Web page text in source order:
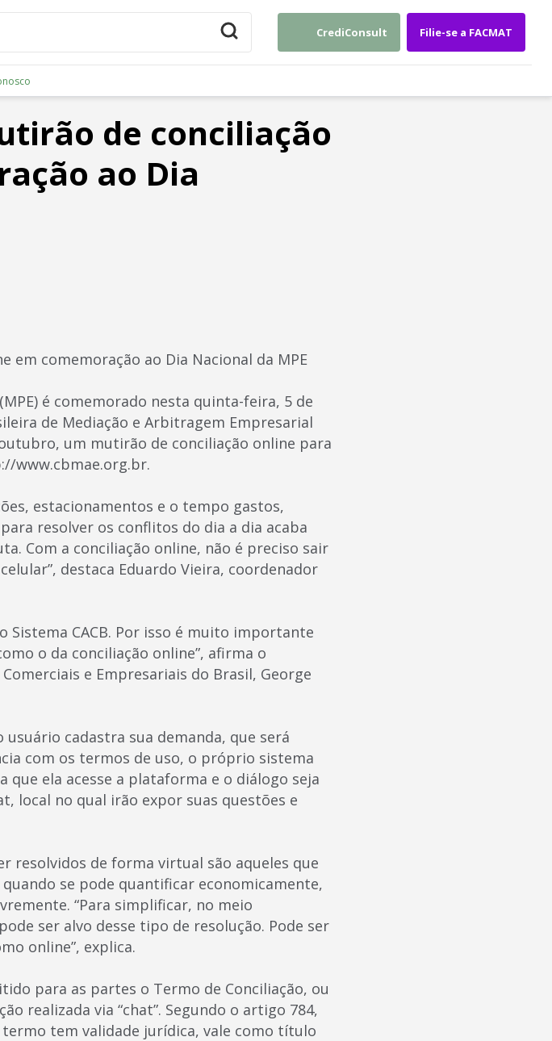
CrediConsult Filie-se a FACMAT
de conciliação
ao Dia
em comemoração ao Dia Nacional da MPE
é comemorado nesta quinta-feira, 5 de
de Mediação e Arbitragem Empresarial
um mutirão de conciliação online para
www.cbmae.org.br.
estacionamentos e o tempo gastos,
resolver os conflitos do dia a dia acaba
Com a conciliação online, não é preciso sair
destaca Eduardo Vieira, coordenador
Sistema CACB. Por isso é muito importante
o da conciliação online”, afirma o
e Empresariais do Brasil, George
cadastra sua demanda, que será
com os termos de uso, o próprio sistema
ela acesse a plataforma e o diálogo seja
local no qual irão expor suas questões e
resolvidos de forma virtual são aqueles que
se pode quantificar economicamente,
“Para simplificar, no meio
ser alvo desse tipo de resolução. Pode ser
online”, explica.
para as partes o Termo de Conciliação, ou
realizada via “chat”. Segundo o artigo 784,
termo tem validade jurídica, vale como título